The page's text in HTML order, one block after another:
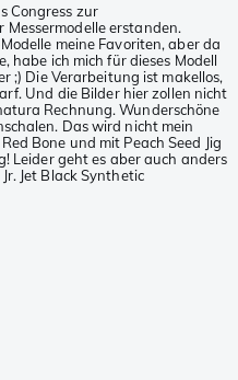
Congress zur
erstanden.
meine Favoriten, aber da
habe ich mich für dieses Modell
;) Die Verarbeitung ist makellos,
Und die Bilder hier zollen nicht
Rechnung. Wunderschöne
Das wird nicht mein
Bone und mit Peach Seed Jig
Leider geht es aber auch anders
Jet Black Synthetic